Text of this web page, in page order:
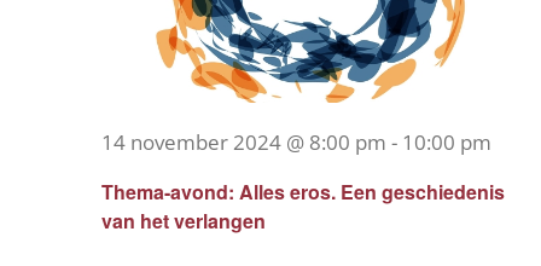
Thema-avond: Alles eros. Een geschiedenis
van het verlangen
14 november 2024 @ 8:00 pm - 10:00 pm